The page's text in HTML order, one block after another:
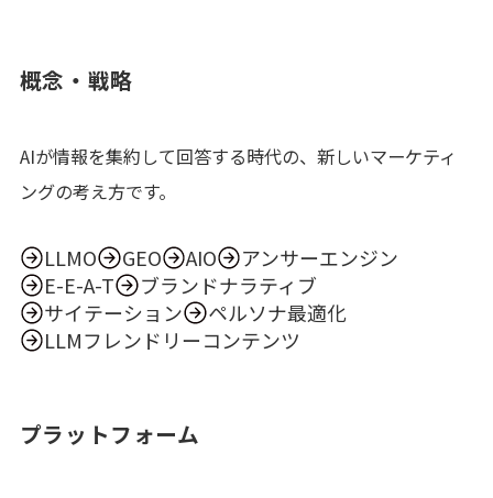
概念・戦略
AIが情報を集約して回答する時代の、新しいマーケティ
ングの考え方です。
LLMO GEO AIO
アンサーエンジン
E-E-A-T
ブランドナラティブ
サイテーション
ペルソナ最適化
LLMフレンドリーコンテンツ
プラットフォーム